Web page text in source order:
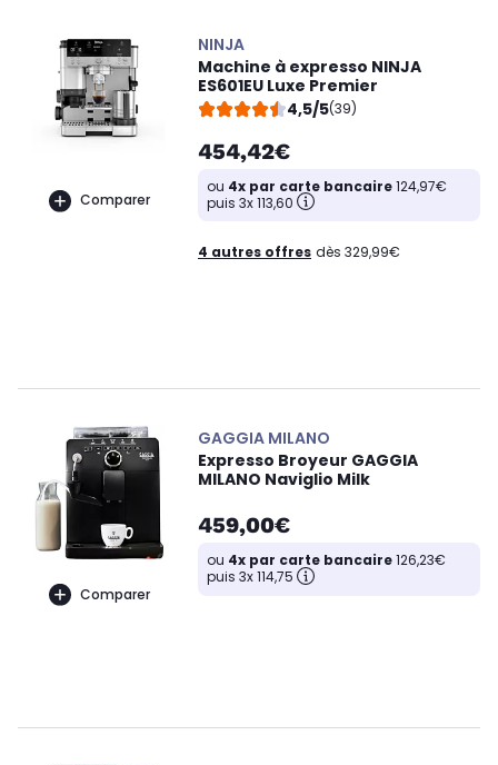
Comparer
NINJA
Machine à expresso NINJA
ES601EU Luxe Premier
4,5/5(39)
454,42€
ou 4x par carte bancaire124,97€
puis 3x 113,60
4 autres offres dès 329,99€
Comparer
GAGGIA MILANO
Expresso Broyeur GAGGIA
MILANO Naviglio Milk
459,00€
ou 4x par carte bancaire126,23€
puis 3x 114,75